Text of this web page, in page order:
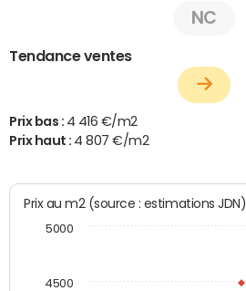
NC
Tendance ventes
Prix bas : 4 416 €/m2
Prix haut : 4 807 €/m2
Prix au m2 (source : estimations JDN)
4500
5000